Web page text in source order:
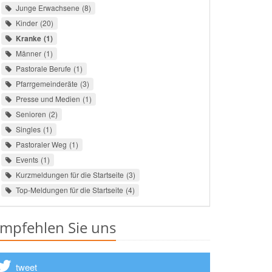
Junge Erwachsene 8
Kinder 20
Kranke 1
Männer 1
Pastorale Berufe 1
Pfarrgemeinderäte 3
Presse und Medien 1
Senioren 2
Singles 1
Pastoraler Weg 1
Events 1
Kurzmeldungen für die Startseite 3
Top-Meldungen für die Startseite 4
Sie uns
tweet